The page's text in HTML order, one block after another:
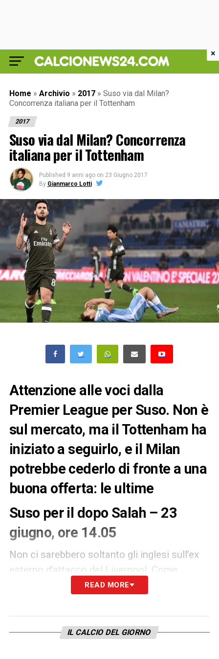
Home » Archivio » 2017 » Suso via dal Milan?
Concorrenza italiana per il Tottenham
2017
Suso via dal Milan? Concorrenza
italiana per il Tottenham
Published 9 anni ago on 23 Giugno 2017
By Gianmarco Lotti
Attenzione alle voci dalla
Premier League per Suso. Non è
sul mercato, ma il Tottenham ha
iniziato a seguirlo, e il Milan
potrebbe cederlo di fronte a una
buona offerta: le ultime
Suso per il dopo Salah – 23
giugno, ore 14.05
Non ci sarebbero soltanto gli inglesi sull’ex
esterno d’attacco del Liverpool. Come
Premium Sport,infatti, anche la
cessione dell’egizianoSalah. IlMilanè
pronto a sacrificarlo sul mercato e la società
READ MORE
IL CALCIO DEL GIORNO
×